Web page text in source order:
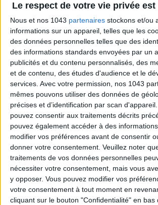
Le respect de votre vie privée
Nous et nos 1043 partenaires stockons et/ou
informations sur un appareil, telles que les
des données personnelles telles que des
des informations standards envoyées par un
publicités et du contenu personnalisés, des
et de contenu, des études d'audience et le
services. Avec votre permission, nos 1043
mêmes pouvons utiliser des données de
précises et d’identification par scan
pouvez consentir aux traitements décrits
pouvez également accéder à des
modifier vos préférences avant de consentir
donner votre consentement. Veuillez noter
traitements de vos données personnelles
nécessiter votre consentement, mais vous
y opposer. Vous pouvez modifier vos
votre consentement à tout moment en
cliquant sur le bouton "Confidentialité" en bas
ADOPT PARFUMS RÉVOLUTIONNE LA PARFUMERIE MADE